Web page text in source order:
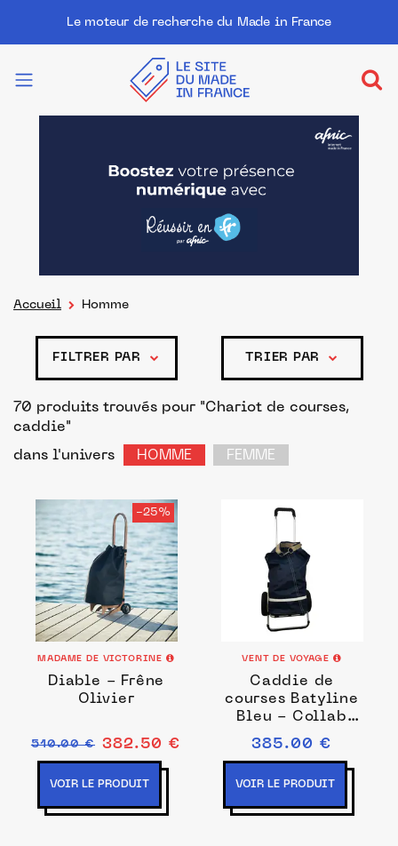
Le moteur de recherche du Made in France
Accueil Homme
FILTRER PAR TRIER PAR
70 produits trouvés pour "Chariot de courses,
caddie"
dans l'univers
HOMME FEMME
-25%
MADAME DE VICTORINE
Diable - Frêne
Olivier
510.00 € 382.50 €
VOIR LE PRODUIT
VENT DE VOYAGE
Caddie de
courses Batyline
Bleu - Collab
Fermob x Vent de
Voyage
385.00 €
VOIR LE PRODUIT